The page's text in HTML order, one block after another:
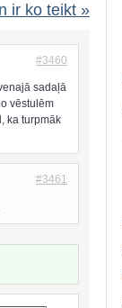
ir ko teikt »
#3460
sadaļā
vēstulēm
ka turpmāk
#3461